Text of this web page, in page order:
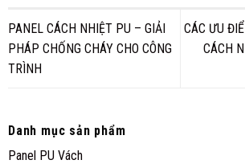
PANEL CÁCH NHIỆT PU – GIẢI
PHÁP CHỐNG CHÁY CHO CÔNG
TRÌNH
CÁC ƯU
CÁCH
Danh mục sản phẩm
Panel PU Vách